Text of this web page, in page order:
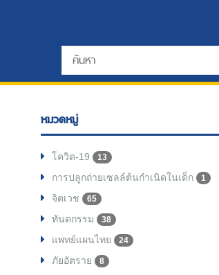
หมวดหมู่
โควิด-19 13
การปลูกถ่ายเซลล์ต้นกำเนิดในเด็ก 1
จิตเวช 65
ทันตกรรม 38
แพทย์แผนไทย 24
ภัยอัตราย 8